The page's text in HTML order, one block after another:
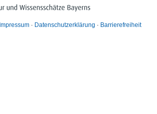
Impressum Datenschutzerklärung Barrierefreiheit